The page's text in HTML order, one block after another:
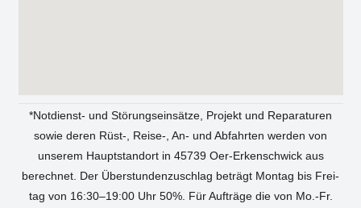
*Not­dienst- und Stö­rungs­ein­sät­ze, Pro­jekt und Repa­ra­tu­ren
sowie deren Rüst‑, Reise‑, An- und Abfahr­ten wer­den von
unse­rem Haupt­stand­ort in 45739 Oer-Erken­sch­wick aus
berech­net. Der Über­stun­den­zu­schlag beträgt Mon­tag bis Frei­
tag von 16:30–19:00 Uhr 50%. Für Auf­trä­ge die von Mo.-Fr.